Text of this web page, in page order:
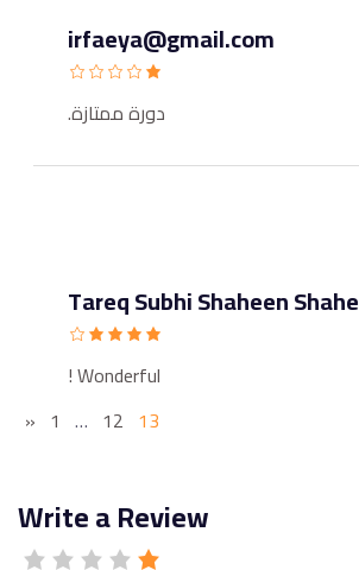
irfaeya@gmail.com
دورة ممتازة.
Tareq Subhi Shaheen
Wonderful !
« 1 … 12 13
Write a Review